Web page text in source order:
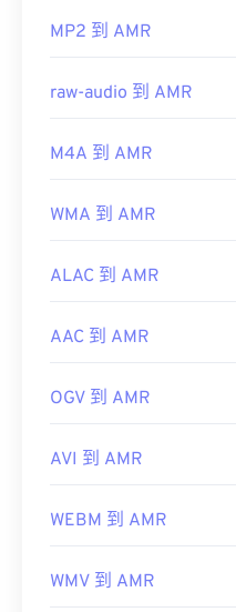
MP2 到 AMR
raw-audio 到 AMR
M4A 到 AMR
WMA 到 AMR
ALAC 到 AMR
AAC 到 AMR
OGV 到 AMR
AVI 到 AMR
WEBM 到 AMR
WMV 到 AMR